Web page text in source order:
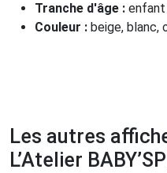
Tranche d'âge : enfant
Couleur : beige, blanc,
Les autres
L’Atelier